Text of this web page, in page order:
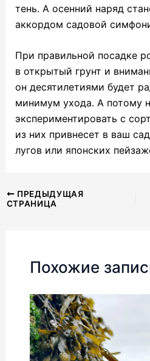
тень. А осенний наряд
аккордом садовой
При правильной посадке
в открытый грунт и
он десятилетиями будет
минимум ухода. А потому
экспериментировать с
из них привнесет в ваш
лугов или японских
Навигация
по
ПРЕДЫДУЩАЯ
СТРАНИЦА
Похожие